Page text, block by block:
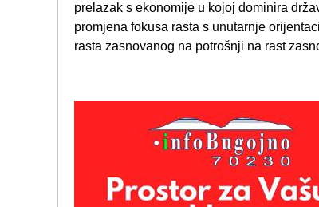
prelazak s ekonomije u kojoj dominira
promjena fokusa rasta s unutarnje
rasta zasnovanog na potrošnji na rast